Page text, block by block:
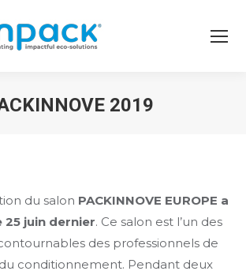
2019
du salon PACKINNOVE EUROPE a
25 juin dernier. Ce salon est l’un des
des professionnels de
conditionnement. Pendant deux